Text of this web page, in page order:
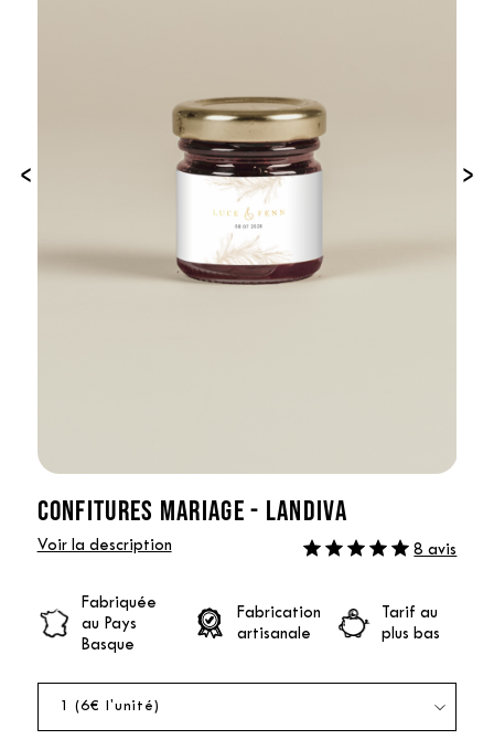
‹ ›
CONFITURES MARIAGE - LANDIVA
Voir la description 8 avis
Fabriquée
au Pays
Basque
Fabrication
artisanale
Tarif au
plus bas